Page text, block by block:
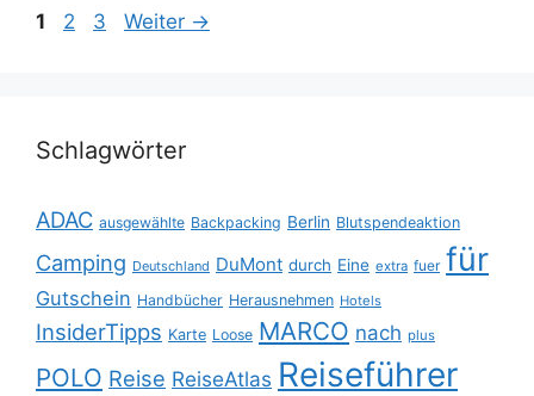
Seite
1 Seite
2 Seite
3 Weiter →
Schlagwörter
ADAC ausgewählte Backpacking Berlin Blutspendeaktion
Camping Deutschland DuMont durch Eine extra fuer für
Gutschein Handbücher Herausnehmen Hotels
InsiderTipps Karte Loose MARCO nach plus
POLO Reise ReiseAtlas Reiseführer